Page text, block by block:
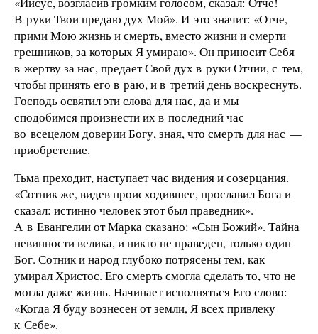
В руки Твои предаю дух Мой». И это значит: «Отче,
прими Мою жизнь и смерть, вместо жизни и смерти
грешников, за которых Я умираю». Он приносит Себя
в жертву за нас, предает Свой дух в руки Отчии, с тем,
чтобы принять его в раю, и в третий день воскреснуть.
Господь освятил эти слова для нас, да и мы
сподобимся произнести их в последний час
во всецелом доверии Богу, зная, что смерть для нас —
приобретение.
Тьма преходит, наступает час видения и созерцания.
«Сотник же, видев происходившее, прославил Бога и
сказал: истинно человек этот был праведник».
А в Евангелии от Марка сказано: «Сын Божий». Тайна
невинности велика, и никто не праведен, только один
Бог. Сотник и народ глубоко потрясены тем, как
умирал Христос. Его смерть смогла сделать то, что не
могла даже жизнь. Начинает исполняться Его слово:
«Когда Я буду вознесен от земли, Я всех привлеку
к Себе».